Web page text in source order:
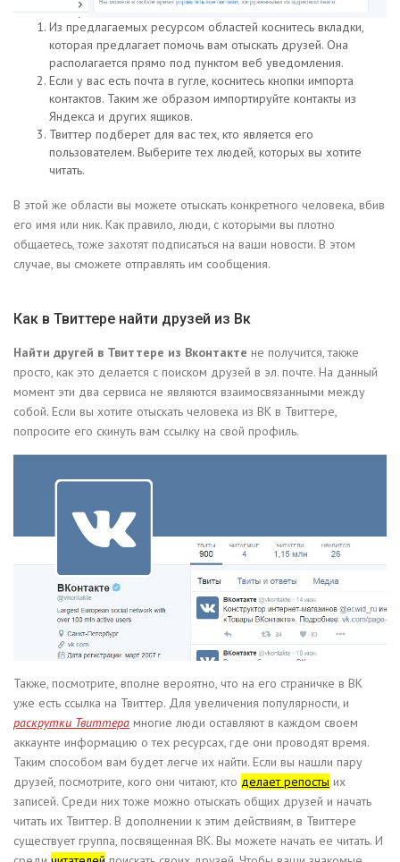
Из предлагаемых ресурсом областей коснитесь вкладки,
которая предлагает помочь вам отыскать друзей. Она
располагается прямо под пунктом веб уведомления.
Если у вас есть почта в гугле, коснитесь кнопки импорта
контактов. Таким же образом импортируйте контакты из
Яндекса и других ящиков.
Твиттер подберет для вас тех, кто является его
пользователем. Выберите тех людей, которых вы хотите
читать.
В этой же области вы можете отыскать конкретного человека, вбив
его имя или ник. Как правило, люди, с которыми вы плотно
общаетесь, тоже захотят подписаться на ваши новости. В этом
случае, вы сможете отправлять им сообщения.
Как в Твиттере найти друзей из Вк
Найти другей в Твиттере из Вконтакте не получится, также
просто, как это делается с поиском друзей в эл. почте. На данный
момент эти два сервиса не являются взаимосвязанными между
собой. Если вы хотите отыскать человека из ВК в Твиттере,
попросите его скинуть вам ссылку на свой профиль.
Также, посмотрите, вполне вероятно, что на его страничке в ВК
уже есть ссылка на Твиттер. Для увеличения популярности, и
раскрутки Твиттера многие люди оставляют в каждом своем
аккаунте информацию о тех ресурсах, где они проводят время.
Таким способом вам будет легче их найти. Если вы нашли пару
друзей, посмотрите, кого они читают, кто делает репосты их
записей. Среди них тоже можно отыскать общих друзей и начать
читать их Твиттер. В дополнении к этим действиям, в Твиттере
существует группа, посвященная ВК. Вы можете начать ее читать. И